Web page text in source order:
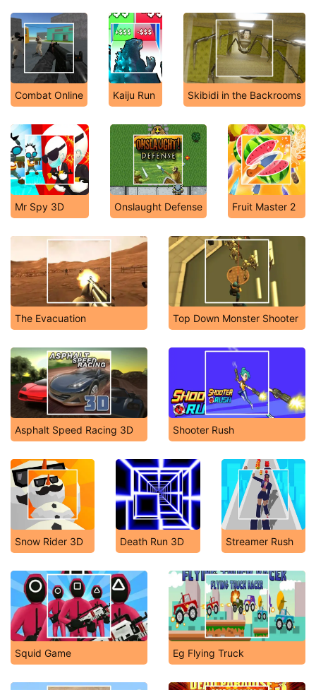
Combat Online Kaiju Run Skibidi in the Backrooms
Mr Spy 3D Onslaught Defense Fruit Master 2
The Evacuation Top Down Monster Shooter
Asphalt Speed Racing 3D Shooter Rush
Snow Rider 3D Death Run 3D Streamer Rush
Squid Game Eg Flying Truck